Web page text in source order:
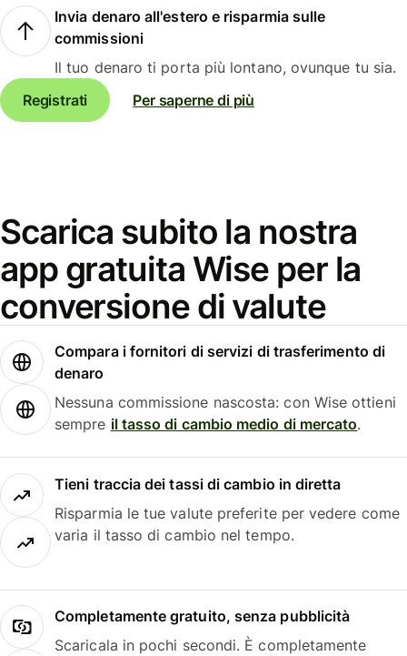
Invia denaro all'estero e risparmia sulle
commissioni
Il tuo denaro ti porta più lontano, ovunque tu sia.
Registrati
Per saperne di più
Scarica subito la nostra
app gratuita Wise per la
conversione di valute
Compara i fornitori di servizi di trasferimento di
denaro
Nessuna commissione nascosta: con Wise ottieni
sempre il tasso di cambio medio di mercato.
Tieni traccia dei tassi di cambio in diretta
Risparmia le tue valute preferite per vedere come
varia il tasso di cambio nel tempo.
Completamente gratuito, senza pubblicità
Scaricala in pochi secondi. È completamente